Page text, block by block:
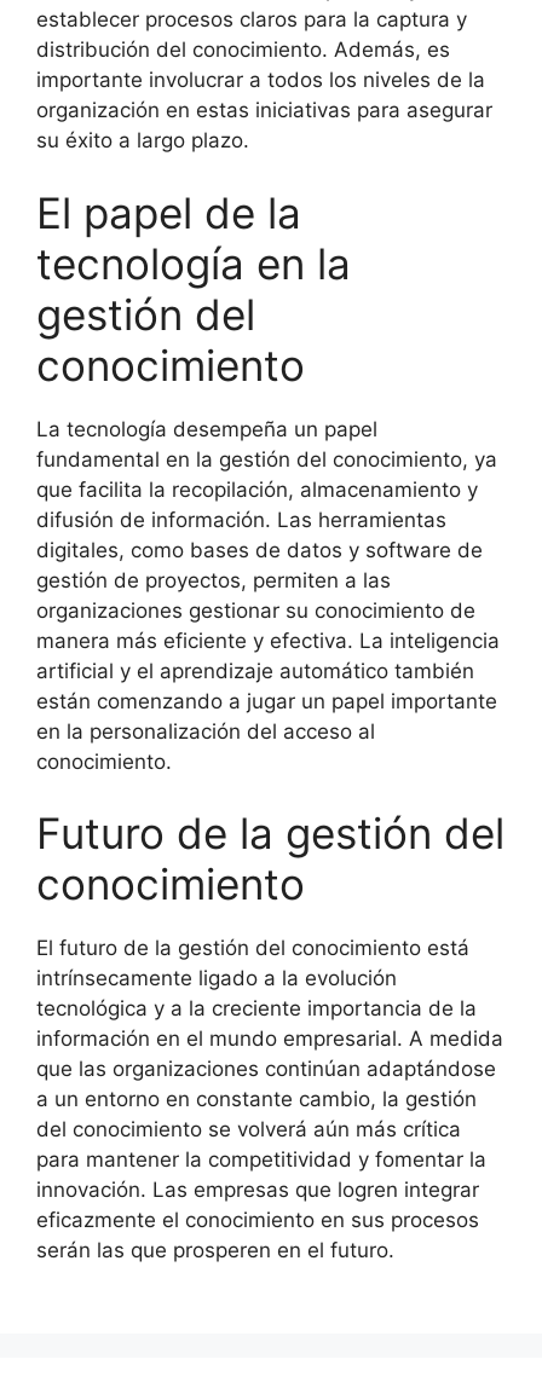
establecer procesos claros para la captura y
distribución del conocimiento. Además, es
importante involucrar a todos los niveles de la
organización en estas iniciativas para asegurar
su éxito a largo plazo.
El papel de la
tecnología en la
gestión del
conocimiento
La tecnología desempeña un papel
fundamental en la gestión del conocimiento, ya
que facilita la recopilación, almacenamiento y
difusión de información. Las herramientas
digitales, como bases de datos y software de
gestión de proyectos, permiten a las
organizaciones gestionar su conocimiento de
manera más eficiente y efectiva. La inteligencia
artificial y el aprendizaje automático también
están comenzando a jugar un papel importante
en la personalización del acceso al
conocimiento.
Futuro de la gestión del
conocimiento
El futuro de la gestión del conocimiento está
intrínsecamente ligado a la evolución
tecnológica y a la creciente importancia de la
información en el mundo empresarial. A medida
que las organizaciones continúan adaptándose
a un entorno en constante cambio, la gestión
del conocimiento se volverá aún más crítica
para mantener la competitividad y fomentar la
innovación. Las empresas que logren integrar
eficazmente el conocimiento en sus procesos
serán las que prosperen en el futuro.